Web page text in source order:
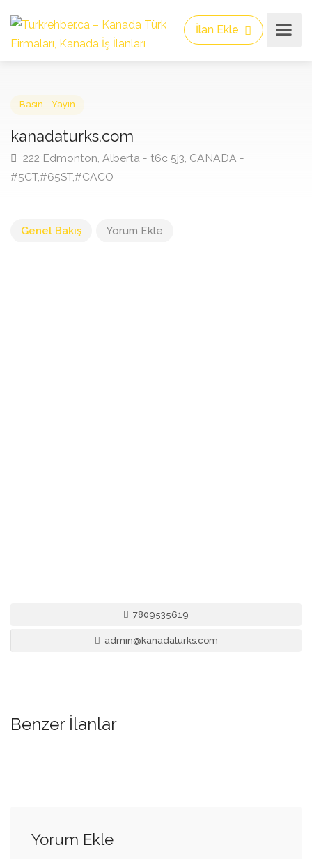
İlan Ekle
kanadaturks.com
222 Edmonton, Alberta - t6c 5j3, CANADA -
Genel Bakış Yorum Ekle
7809535619
admin@kanadaturks.com
Benzer İlanlar
Yorum Ekle